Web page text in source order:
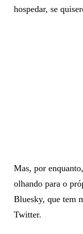
hospedar, se
Mas, por
olhando para o
Bluesky, que tem
Twitter.